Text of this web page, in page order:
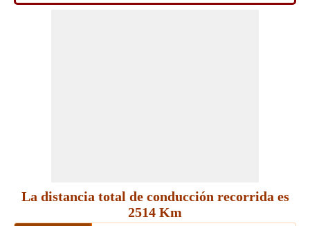
La distancia total de conducción recorrida es
2514 Km